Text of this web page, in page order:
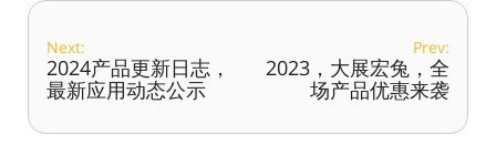
Next:
2024产品更新日志，
最新应用动态公示
Prev:
2023，大展宏兔，全
场产品优惠来袭